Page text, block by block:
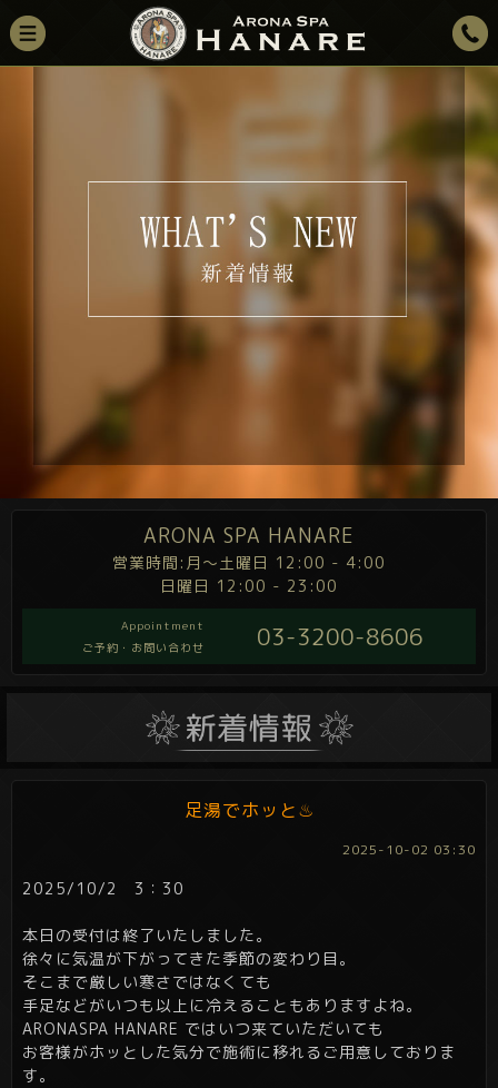
ARONA SPA HANARE
営業時間:月～土曜日 12:00 - 4:00
日曜日 12:00 - 23:00
Appointment
ご予約・お問い合わせ
03-3200-8606
足湯でホッと♨
2025-10-02 03:30
2025/10/2 3：30
本日の受付は終了いたしました。
徐々に気温が下がってきた季節の変わり目。
そこまで厳しい寒さではなくても
手足などがいつも以上に冷えることもありますよね。
ARONASPA HANARE ではいつ来ていただいても
お客様がホッとした気分で施術に移れるご用意しておりま
す。